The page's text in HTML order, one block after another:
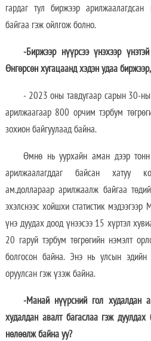
гардаг тул биржээр арилжаалагдсан
байгаа гэж ойлгож болно.
-Биржээр нүүрсээ үнэхээр
Өнгөрсөн хугацаанд хэдэн удаа
- 2023 оны тавдугаар сарын 30-
арилжаагаар 800 орчим тэрбум
зохион байгуулаад байна.
Өмнө нь уурхайн аман дээр
арилжаалагддаг байсан хатуу
ам.доллараар арилжаалж байгаа
эхэлснээс хойшхи статистик
үнэ дуудах доод үнээсээ 15 хүртэл
20 гаруй тэрбум төгрөгийн нэмэлт
болгосон байна. Энэ нь улсын эдийн
оруулсан гэж үзэж байна.
-Манай нүүрсний гол худалдан
худалдан авалт багаслаа гэж
нөлөөлж байна уу?